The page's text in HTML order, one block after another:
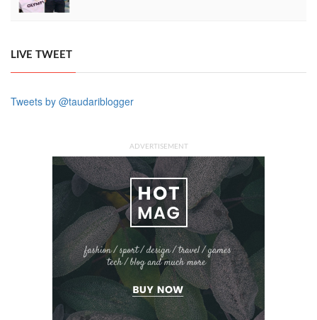
LIVE TWEET
Tweets by @taudariblogger
ADVERTISEMENT